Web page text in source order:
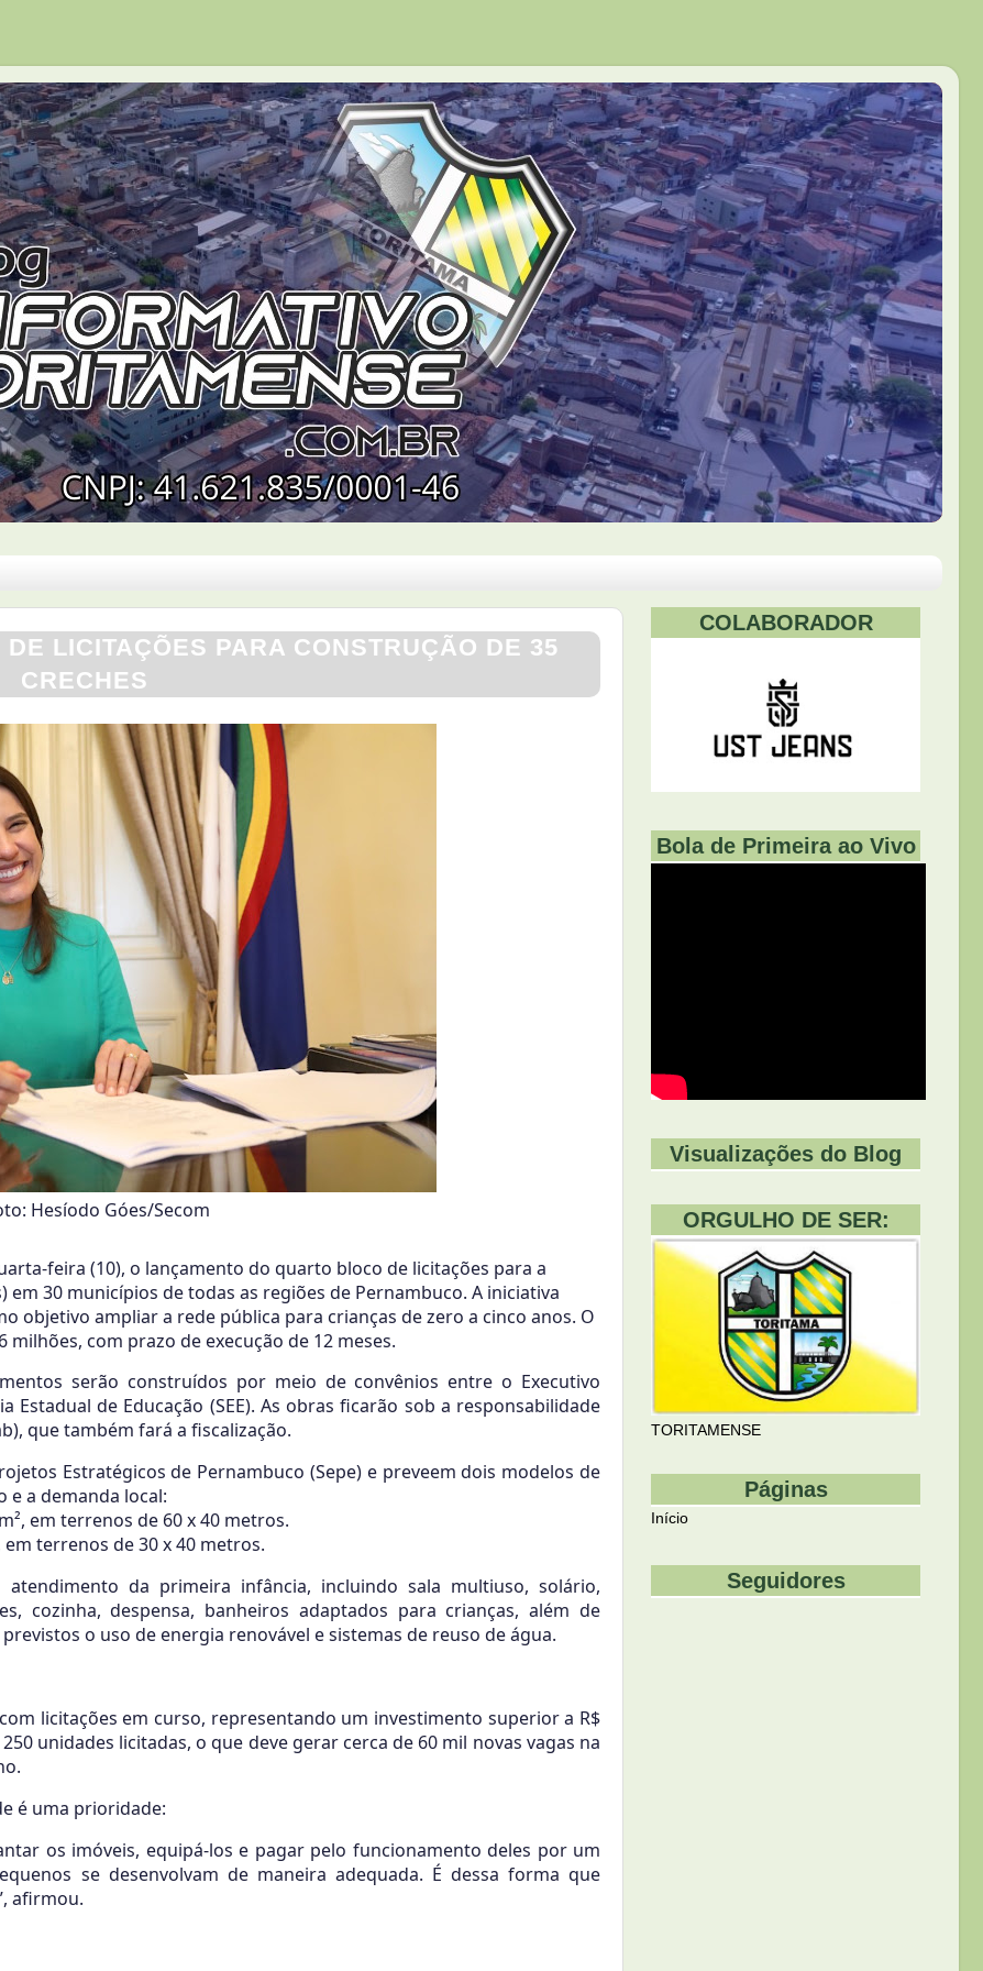
LICITAÇÕES PARA CONSTRUÇÃO DE 35
CRECHES
Hesíodo Góes/Secom
feira (10), o lançamento do quarto bloco de licitações para a
em 30 municípios de todas as regiões de Pernambuco. A iniciativa
objetivo ampliar a rede pública para crianças de zero a cinco anos. O
com prazo de execução de 12 meses.
serão construídos por meio de convênios entre o Executivo
de Educação (SEE). As obras ficarão sob a responsabilidade
que também fará a fiscalização.
Estratégicos de Pernambuco (Sepe) e preveem dois modelos de
e a demanda local:
em terrenos de 60 x 40 metros.
em terrenos de 30 x 40 metros.
da primeira infância, incluindo sala multiuso, solário,
cozinha, despensa, banheiros adaptados para crianças, além de
o uso de energia renovável e sistemas de reuso de água.
licitações em curso, representando um investimento superior a R$
unidades licitadas, o que deve gerar cerca de 60 mil novas vagas na
é uma prioridade:
os imóveis, equipá-los e pagar pelo funcionamento deles por um
se desenvolvam de maneira adequada. É dessa forma que
afirmou.
COLABORADOR
Bola de Primeira ao Vivo
Visualizações do Blog
ORGULHO DE SER:
TORITAMENSE
Páginas
Início
Seguidores